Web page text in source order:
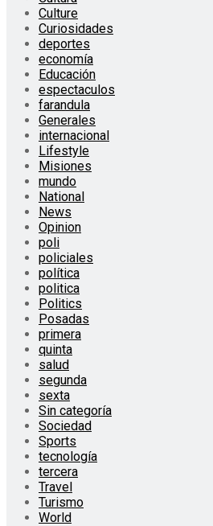
Culture
Curiosidades
deportes
economía
Educación
espectaculos
farandula
Generales
internacional
Lifestyle
Misiones
mundo
National
News
Opinion
poli
policiales
política
politica
Politics
Posadas
primera
quinta
salud
segunda
sexta
Sin categoría
Sociedad
Sports
tecnología
tercera
Travel
Turismo
World